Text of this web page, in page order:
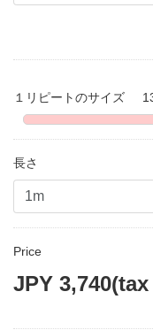
１リピートのサイズ
長さ
Price
JPY 3,740